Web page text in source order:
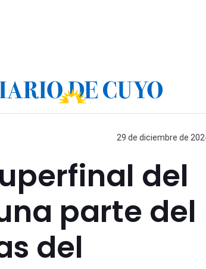
29 de diciembre de
del
parte del
del